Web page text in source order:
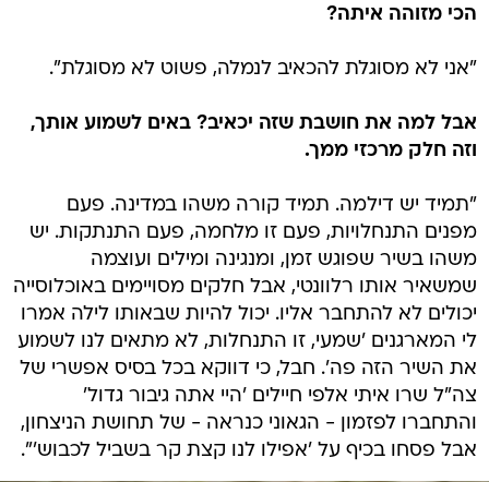
הכי מזוהה איתה?
"אני לא מסוגלת להכאיב לנמלה, פשוט לא מסוגלת".
אבל למה את חושבת שזה יכאיב? באים לשמוע אותך,
וזה חלק מרכזי ממך.
"תמיד יש דילמה. תמיד קורה משהו במדינה. פעם
מפנים התנחלויות, פעם זו מלחמה, פעם התנתקות. יש
משהו בשיר שפוגש זמן, ומנגינה ומילים ועוצמה
שמשאיר אותו רלוונטי, אבל חלקים מסויימים באוכלוסייה
יכולים לא להתחבר אליו. יכול להיות שבאותו לילה אמרו
לי המארגנים 'שמעי, זו התנחלות, לא מתאים לנו לשמוע
את השיר הזה פה'. חבל, כי דווקא בכל בסיס אפשרי של
צה"ל שרו איתי אלפי חיילים 'היי אתה גיבור גדול'
והתחברו לפזמון - הגאוני כנראה - של תחושת הניצחון,
אבל פסחו בכיף על 'אפילו לנו קצת קר בשביל לכבוש'".